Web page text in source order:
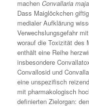
machen Convallaria
Dass Maiglöckchen
medialer Aufklärung
Verwechslungsgefahr
worauf die Toxizität des
enthält eine Reihe
insbesondere
Convallosid und
eine unspezifisch
mit pharmakologisch
definierten Zielorgan: